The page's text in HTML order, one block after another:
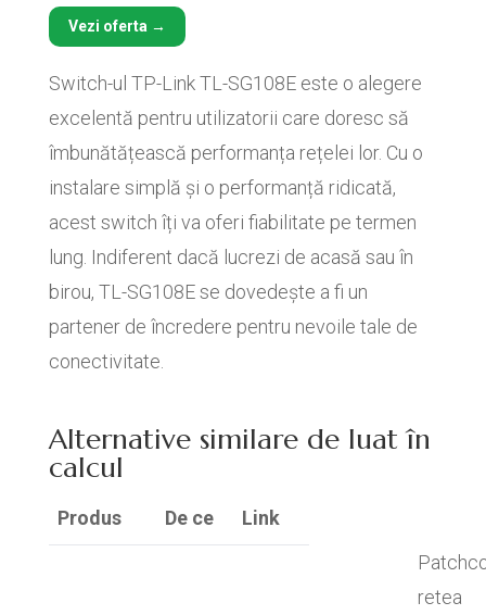
Vezi oferta →
Switch-ul TP-Link TL-SG108E este o alegere
excelentă pentru utilizatorii care doresc să
îmbunătățească performanța rețelei lor. Cu o
instalare simplă și o performanță ridicată,
acest switch îți va oferi fiabilitate pe termen
lung. Indiferent dacă lucrezi de acasă sau în
birou, TL-SG108E se dovedește a fi un
partener de încredere pentru nevoile tale de
conectivitate.
Alternative similare de luat în
calcul
Produs De ce Link
retea